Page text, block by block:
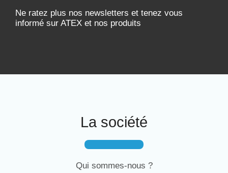
Ne ratez plus nos newsletters et tenez vous
informé sur ATEX et nos produits
La société
Qui sommes-nous ?